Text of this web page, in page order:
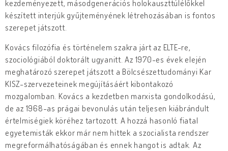
kezdeményezett, másodgenerációs holokauszttúlélőkkel
készített interjúk gyűjteményének létrehozásában is fontos
szerepet játszott.
Kovács filozófia és történelem szakra járt az ELTE-re,
szociológiából doktorált ugyanitt. Az 1970-es évek elején
meghatározó szerepet játszott a Bölcsészettudományi Kar
KISZ-szervezeteinek megújításáért kibontakozó
mozgalomban. Kovács a kezdetben marxista gondolkodású,
de az 1968-as prágai bevonulás után teljesen kiábrándult
értelmiségiek köréhez tartozott. A hozzá hasonló fiatal
egyetemisták ekkor már nem hittek a szocialista rendszer
megreformálhatóságában és ennek hangot is adtak. Az